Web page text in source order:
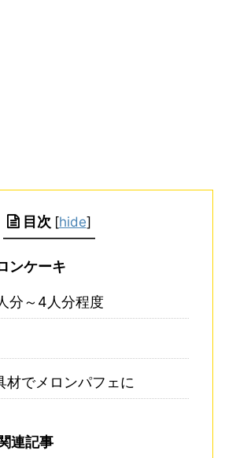
目次 [hide]
ンケーキ
分～4人分程度
材でメロンパフェに
連記事